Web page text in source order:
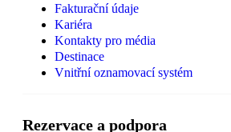
Fakturační údaje
Kariéra
Kontakty pro média
Destinace
Vnitřní oznamovací systém
Rezervace a podpora